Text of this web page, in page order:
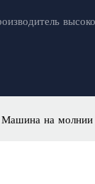
Машина на молнии